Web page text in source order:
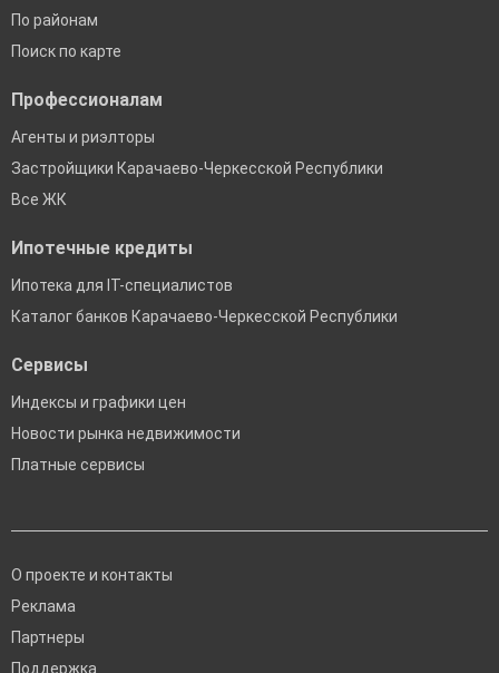
По районам
Поиск по карте
Профессионалам
Агенты и риэлторы
Застройщики Карачаево-Черкесской Республики
Все ЖК
Ипотечные кредиты
Ипотека для IT-специалистов
Каталог банков Карачаево-Черкесской Республики
Сервисы
Индексы и графики цен
Новости рынка недвижимости
Платные сервисы
О проекте и контакты
Реклама
Партнеры
Поддержка